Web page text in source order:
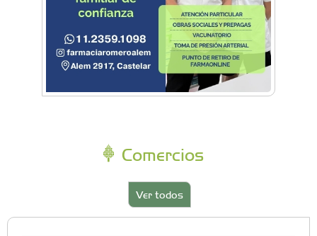
Comercios
Ver todos